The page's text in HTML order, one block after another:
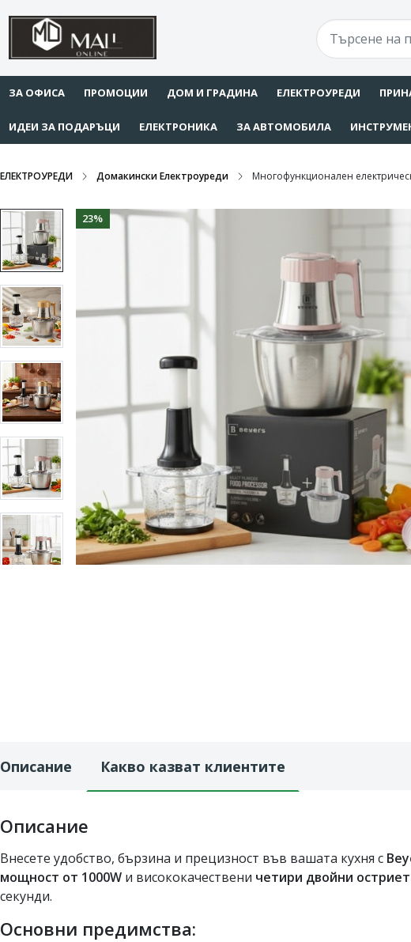
ЗА ОФИСА ПРОМОЦИИ ДОМ И ГРАДИНА ЕЛЕКТРОУРЕДИ
ИДЕИ ЗА ПОДАРЪЦИ ЕЛЕКТРОНИКА ЗА АВТОМОБИЛА
ЕЛЕКТРОУРЕДИ Домакински Електроуреди Многофункционален
23%
Описание Какво казват клиентите
Описание
Внесете удобство, бързина и прецизност във вашата кухня с
мощност от 1000W и висококачествени четири двойни
секунди.
Основни предимства: